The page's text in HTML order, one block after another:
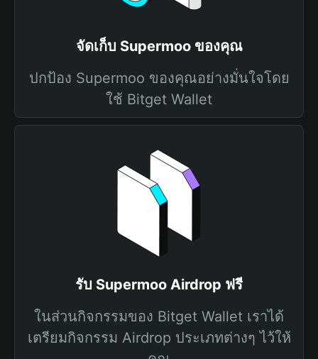
จัดเก็บ Supermoo ของคุณ
ปกป้อง Supermoo ของคุณอย่างมั่นใจโดย
ใช้ Bitget Wallet
รับ Supermoo Airdrop ฟรี
ในส่วนกิจกรรมของ Bitget Wallet เราได้
เตรียมกิจกรรม Airdrop ประเภทต่างๆ ไว้ให้